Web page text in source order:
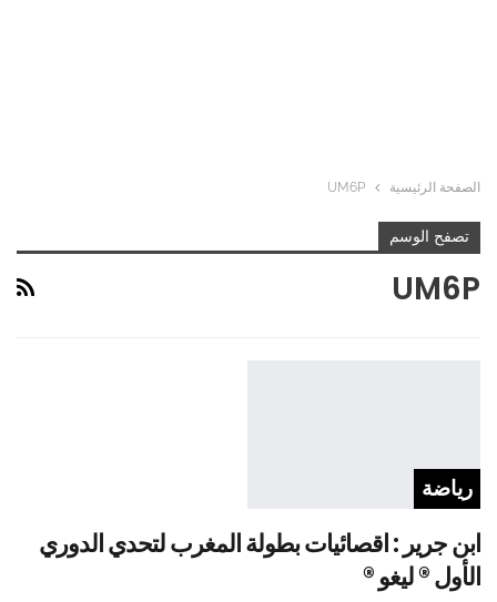
الصفحة الرئيسية UM6P
تصفح الوسم
UM6P
رياضة
ابن جرير : اقصائيات بطولة المغرب لتحدي الدوري
الأول ® ليغو ®